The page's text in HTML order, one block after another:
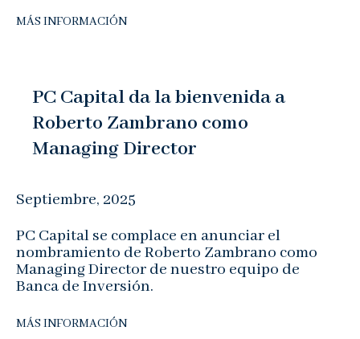
MÁS INFORMACIÓN
PC Capital da la bienvenida a
Roberto Zambrano como
Managing Director
Septiembre, 2025
PC Capital se complace en anunciar el
nombramiento de Roberto Zambrano como
Managing Director de nuestro equipo de
Banca de Inversión.
MÁS INFORMACIÓN